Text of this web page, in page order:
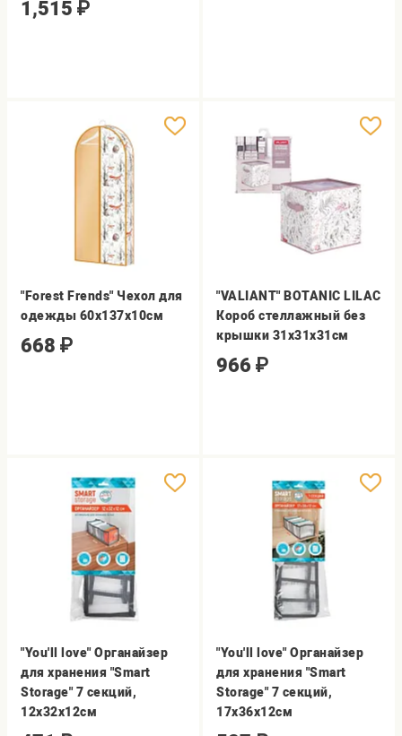
1,515 ₽
"Forest Frends" Чехол для
одежды 60х137х10см
668 ₽
"VALIANT" BOTANIC LILAC
Короб стеллажный без
крышки 31х31х31см
966 ₽
"You'll love" Органайзер
для хранения "Smart
Storage" 7 секций,
12х32х12см
"You'll love" Органайзер
для хранения "Smart
Storage" 7 секций,
17х36х12см